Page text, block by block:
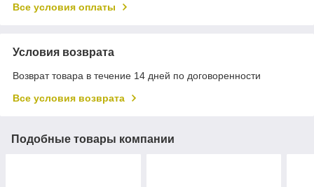
Все условия оплаты
Условия возврата
Возврат товара в течение 14 дней по договоренности
Все условия возврата
Подобные товары компании